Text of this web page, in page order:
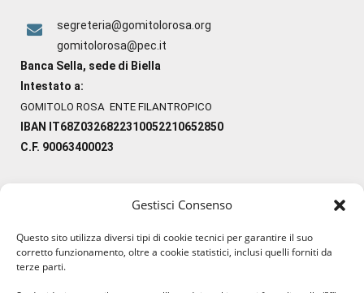
Gestisci Consenso
Questo sito utilizza diversi tipi di cookie tecnici per garantire il suo
corretto funzionamento, oltre a cookie statistici, inclusi quelli forniti da
terze parti.
segreteria@gomitolorosa.org
gomitolorosa@pec.it
Banca Sella, sede di Biella
Intestato a:
GOMITOLO ROSA ENTE FILANTROPICO
IBAN IT68Z0326822310052210652850
C.F. 90063400023
#lanaterapia
#ilcaloredellempatia